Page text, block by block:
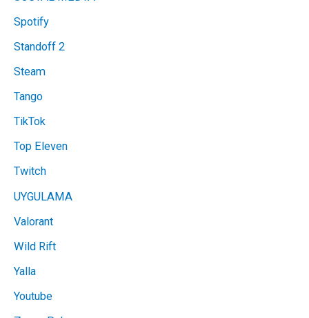
Spotify
Standoff 2
Steam
Tango
TikTok
Top Eleven
Twitch
UYGULAMA
Valorant
Wild Rift
Yalla
Youtube